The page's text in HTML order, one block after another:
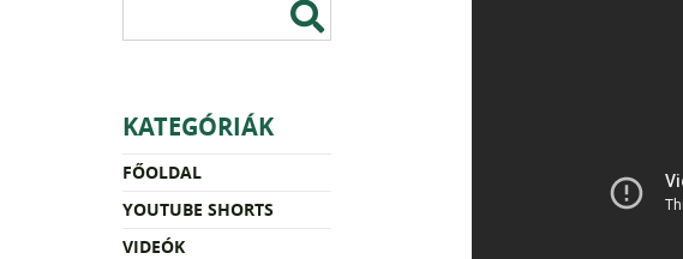
KATEGÓRIÁK
FŐOLDAL
YOUTUBE SHORTS
VIDEÓK